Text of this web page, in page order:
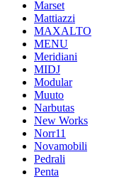
Marset
Mattiazzi
MAXALTO
MENU
Meridiani
MIDJ
Modular
Muuto
Narbutas
New Works
Norr11
Novamobili
Pedrali
Penta